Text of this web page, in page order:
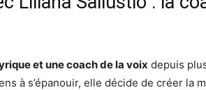
et une coach de la voix depuis
à s’épanouir, elle décide de créer la